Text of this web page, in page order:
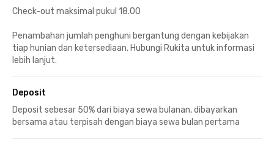
Check-out maksimal pukul 18.00
Penambahan jumlah penghuni bergantung dengan kebijakan
tiap hunian dan ketersediaan. Hubungi Rukita untuk informasi
lebih lanjut.
Deposit
Deposit sebesar 50% dari biaya sewa bulanan, dibayarkan
bersama atau terpisah dengan biaya sewa bulan pertama